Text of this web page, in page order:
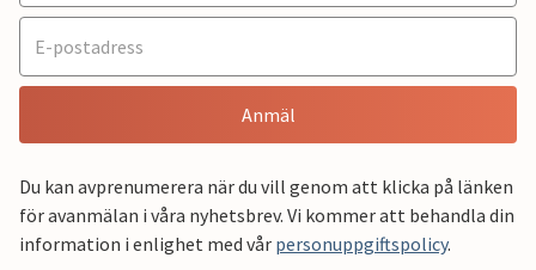
Anmäl
Du kan avprenumerera när du vill genom att klicka på länken
för avanmälan i våra nyhetsbrev. Vi kommer att behandla din
information i enlighet med vår personuppgiftspolicy.